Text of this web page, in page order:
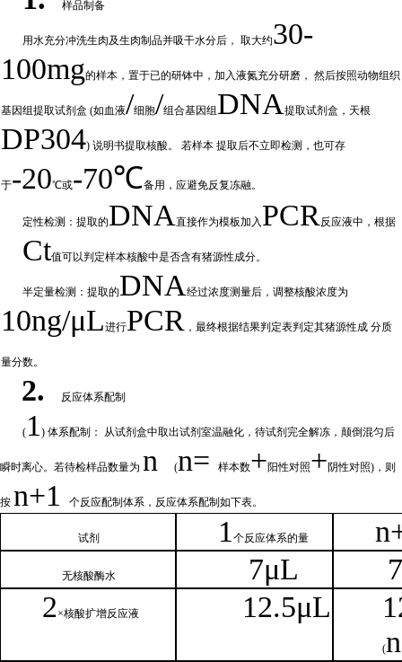
样品制备
用水充分冲洗生肉及生肉制品并吸干水分后， 取大约30-
100mg的样本，置于已的研钵中，加入液氮充分研磨， 然后按照动物组织
基因组提取试剂盒 (如血液/细胞/组合基因组 DNA提取试剂盒，天根
DP304) 说明书提取核酸。 若样本 提取后不立即检测，也可存
于-20℃或-70℃备用，应避免反复冻融。
定性检测：提取的DNA直接作为模板加入 PCR反应液中，根据
Ct值可以判定样本核酸中是否含有猪源性成分。
半定量检测：提取的DNA经过浓度测量后，调整核酸浓度为
10ng/μL进行PCR，最终根据结果判定表判定其猪源性成 分质
量分数。
2. 反应体系配制
(1 ) 体系配制： 从试剂盒中取出试剂室温融化，待试剂完全解冻，颠倒混匀后
瞬时离心。若待检样品数量为 n(n=样本数+阳性对照+阴性对照)，则
按n+1个反应配制体系，反应体系配制如下表。
试剂 1 个反应体系的量
无核酸酶水 7μL
2×核酸扩增反应液 12.5μL
(